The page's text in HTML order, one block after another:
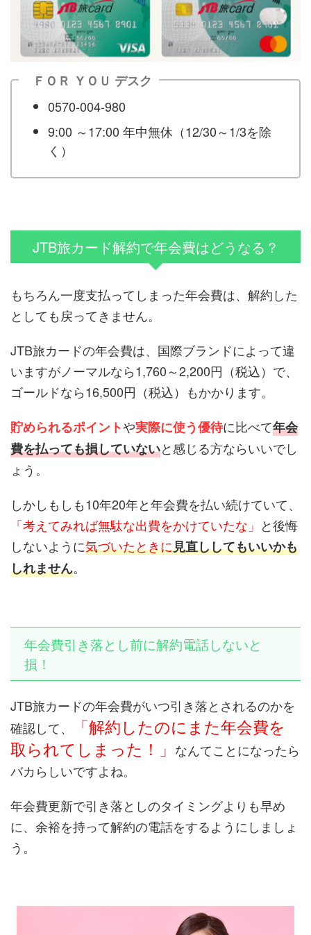
ＦＯＲ ＹＯＵ デスク
0570-004-980
9:00 ～17:00 年中無休（12/30～1/3を除
く）
JTB旅カード解約で年会費はどうなる？
もちろん一度支払ってしまった年会費は、解約した
としても戻ってきません。
JTB旅カードの年会費は、国際ブランドによって違
いますがノーマルなら1,760～2,200円（税込）で、
ゴールドなら16,500円（税込）もかかります。
貯められるポイントや実際に使う優待に比べて年会
費を払っても損していないと感じる方ならいいでし
ょう。
しかしもしも10年20年と年会費を払い続けていて、
「考えてみれば無駄な出費をかけていたな」 と後悔
しないように気づいたときに見直ししてもいいかも
しれません。
年会費引き落とし前に解約電話しないと
損！
JTB旅カードの年会費がいつ引き落とされるのかを
確認して、
「解約したのにまた年会費を
取られてしまった！」 なんてことになったら
バカらしいですよね。
年会費更新で引き落としのタイミングよりも早め
に、余裕を持って解約の電話をするようにしましょ
う。